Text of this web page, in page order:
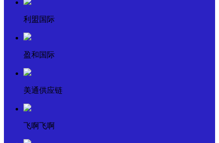
利盟国际
盈和国际
美通供应链
飞啊飞啊